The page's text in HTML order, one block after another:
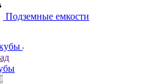
Подземные емкости